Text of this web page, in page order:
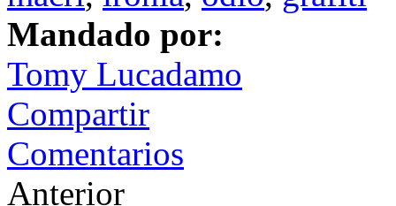
Mandado por:
Tomy Lucadamo
Compartir
Comentarios
Anterior